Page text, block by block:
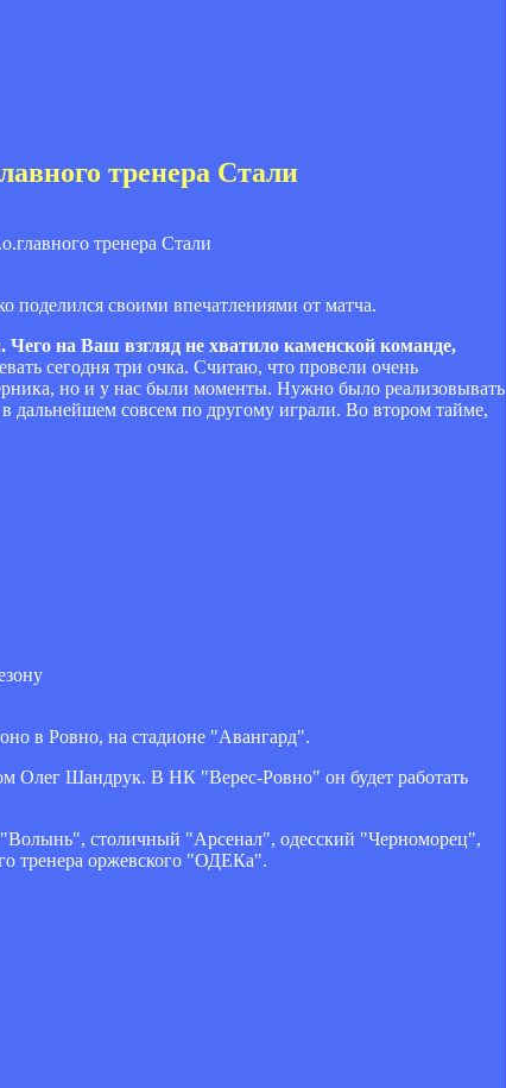
тренера Стали
поделился своими впечатлениями от матча.
на Ваш взгляд не хватило каменской команде,
сегодня три очка. Считаю, что провели очень
но и у нас были моменты. Нужно было реализовывать
дальнейшем совсем по другому играли. Во втором тайме,
в Ровно, на стадионе "Авангард".
Олег Шандрук. В НК "Верес-Ровно" он будет работать
столичный "Арсенал", одесский "Черноморец",
тренера оржевского "ОДЕКа".